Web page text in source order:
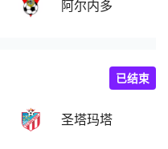
阿尔内多
圣塔玛塔
已结束